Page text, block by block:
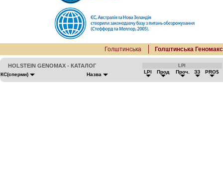
Голштинська Голштинська Геномакс
HOLSTEIN GENOMAX - КАТАЛОГ LPI
КС(сперми) Назва LPI Прод Проч. ЗЗ PRO$